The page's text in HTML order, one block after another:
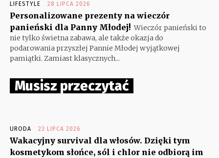
LIFESTYLE 28 LIPCA 2026
Personalizowane prezenty na wieczór
panieński dla Panny Młodej! Wieczór panieński to
nie tylko świetna zabawa, ale także okazja do
podarowania przyszłej Pannie Młodej wyjątkowej
pamiątki. Zamiast klasycznych...
Musisz przeczytać
URODA 23 LIPCA 2026
Wakacyjny survival dla włosów. Dzięki tym
kosmetykom słońce, sól i chlor nie odbiorą im